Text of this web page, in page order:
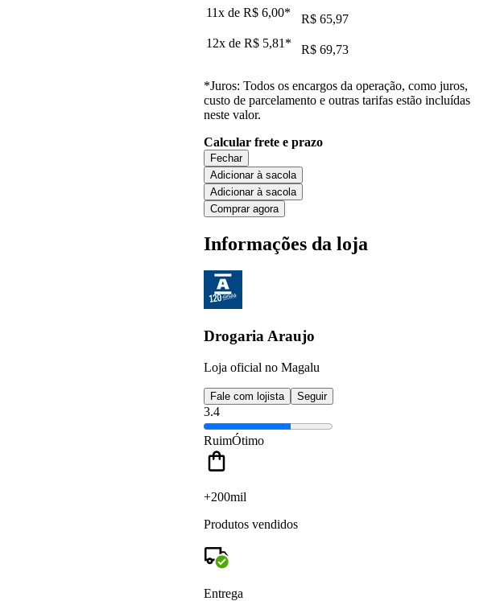
11x de R$ 6,00*
R$ 65,97
12x de R$ 5,81 * R$ 69,73
*Juros: Todos os encargos da operação, como juros,
custo de parcelamento e outras tarifas estão incluídas
neste valor.
Calcular frete e prazo
Fechar
Adicionar à sacola
Adicionar à sacola
Comprar agora
Informações da loja
Drogaria Araujo
Loja oficial no Magalu
Fale com lojista Seguir
3.4
RuimÓtimo
+200mil
Produtos vendidos
Entrega